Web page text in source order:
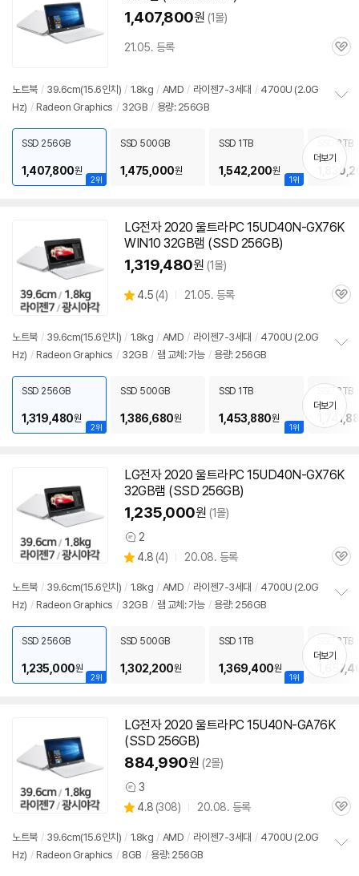
1,407,800원 (1몰)
21.05. 등록
관
노트북 / 39.6cm(15.6인치) / 1.8kg / AMD / 라이젠7-3세대 / 4700U (2.0G
Hz) / Radeon Graphics / 32GB / 용량: 256GB
펼
치
기
2위
SSD 256GB
1,407,800원
SSD 500GB
1,475,000원
1위
SSD 1TB
1,542,200원
SSD 2TB
더보기
LG전자 2020 울트라PC 15UD40N-GX76K
WIN10 32GB램 (SSD 256GB)
1,319,480원 (1몰)
별
4.5 (상
뷰
4) 21.05. 등록
관
노트북 / 39.6cm(15.6인치) / 1.8kg / AMD / 라이젠7-3세대 / 4700U (2.0G
Hz) / Radeon Graphics / 32GB / 램 교체: 가능 / 용량: 256GB
펼
치
기
2위
SSD 256GB
1,319,480원
SSD 500GB
1,386,680원
1위
SSD 1TB
1,453,880원
SSD 2TB
더보기
LG전자 2020 울트라PC 15UD40N-GX76K
32GB램 (SSD 256GB)
1,235,000원 (1몰)
상
품
견
2
별
점
4.8 (상
리
뷰
4) 20.08. 등록
관
노트북 / 39.6cm(15.6인치) / 1.8kg / AMD / 라이젠7-3세대 / 4700U (2.0G
Hz) / Radeon Graphics / 32GB / 램 교체: 가능 / 용량: 256GB
펼
치
기
2위
SSD 256GB
1,235,000원
SSD 500GB
1,302,200원
1위
SSD 1TB
1,369,400원
SSD 2TB
더보기
LG전자 2020 울트라PC 15U40N-GA76K
(SSD 256GB)
884,990원 (2몰)
상
품
견
3
별
점
4.8 (상
리
뷰
308) 20.08. 등록
관
노트북 / 39.6cm(15.6인치) / 1.8kg / AMD / 라이젠7-3세대 / 4700U (2.0G
Hz) / Radeon Graphics / 8GB / 용량: 256GB